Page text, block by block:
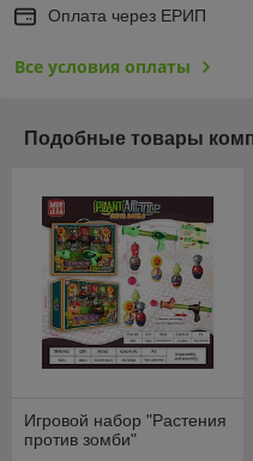
Оплата через ЕРИП
Все условия оплаты
Подобные товары
Игровой набор "Растения
против зомби"